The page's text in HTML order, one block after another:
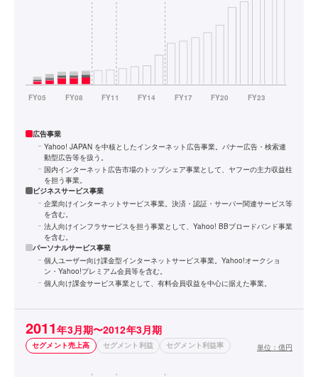
広告事業
Yahoo! JAPAN を中核としたインターネット広告事業。バナー広告・検索連
動型広告等を扱う。
国内インターネット広告市場のトップシェア事業として、ヤフーの主力収益柱
を担う事業。
ビジネスサービス事業
企業向けインターネットサービス事業。決済・認証・サーバー関連サービス等
を含む。
法人向けインフラサービスを担う事業として、Yahoo! BBブロードバンド事業
を含む。
パーソナルサービス事業
個人ユーザー向け課金型インターネットサービス事業。Yahoo!オークショ
ン・Yahoo!プレミアム会員等を含む。
個人向け課金サービス事業として、有料会員収益を中心に据えた事業。
2011年3月期〜2012年3月期
セグメント売上高 セグメント利益 セグメント利益率 単位： 億円